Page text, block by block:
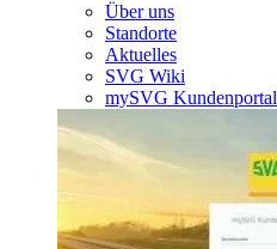
Über uns
Standorte
Aktuelles
SVG Wiki
mySVG Kundenportal